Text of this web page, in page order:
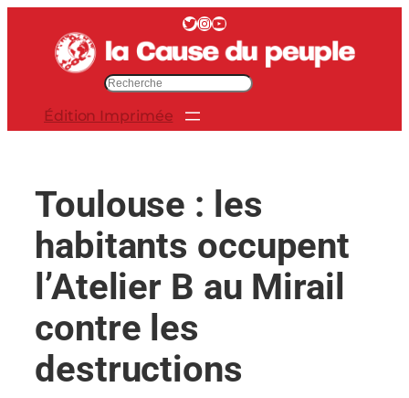
contenu
Twitter InstagramYouTube
e
r
Édition Imprimée
Toulouse : les
habitants occupent
l’Atelier B au Mirail
contre les
destructions